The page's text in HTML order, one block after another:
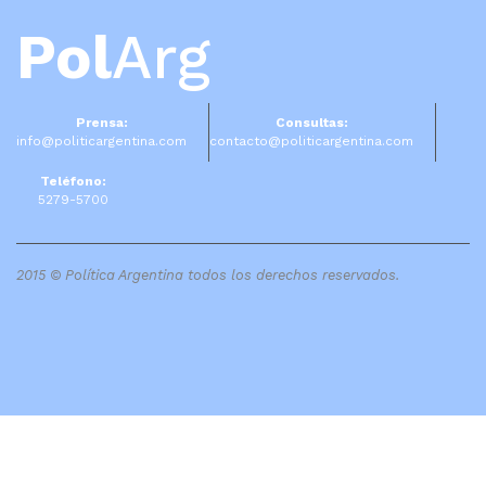
PolArg
Prensa:
info@politicargentina.com
Consultas:
contacto@politicargentina.com
Teléfono:
5279-5700
2015 © Política Argentina todos los derechos reservados.